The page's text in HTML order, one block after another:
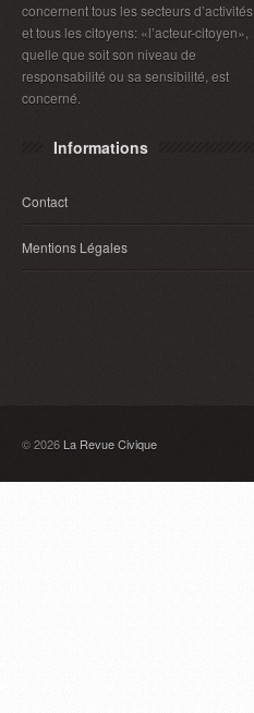
concernent tous les secteurs d’activités
et tous les citoyens: «l’acteur-citoyen»,
quelle que soit son niveau de
responsabilité ou sa sensibilité, est
concerné.
Informations
Contact
Mentions Légales
© 2026 La Revue Civique